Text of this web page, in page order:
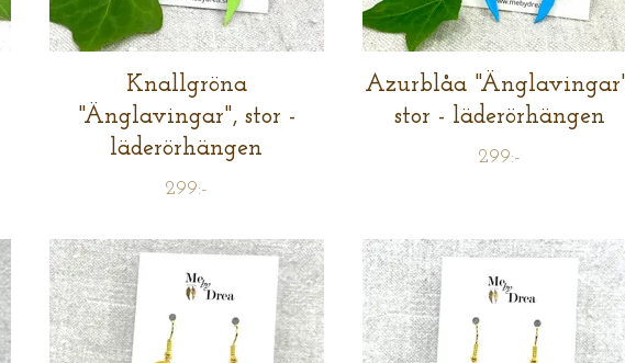
Knallgröna
"Änglavingar", stor -
läderörhängen
299:-
Azurblåa
stor - läderörhängen
299:-